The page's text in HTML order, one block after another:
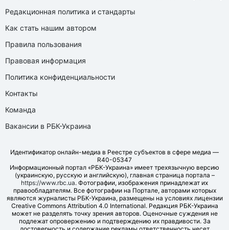
Редакционная политика и стандарты
Как стать нашим автором
Правила пользования
Правовая информация
Политика конфиденциальности
Контакты
Команда
Вакансии в РБК-Украина
Идентификатор онлайн-медиа в Реестре субъектов в сфере медиа —
R40-05347
Информационный портал «РБК-Украина» имеет трехязычную версию
(украинскую, русскую и английскую), главная страница портала –
https://www.rbc.ua. Фотографии, изображения принадлежат их
правообладателям. Все фотографии на Портале, авторами которых
являются журналисты РБК-Украина, размещены на условиях лицензии
Creative Commons Attribution 4.0 International. Редакция РБК-Украина
может не разделять точку зрения авторов. Оценочные суждения не
подлежат опровержению и подтверждению их правдивости. За